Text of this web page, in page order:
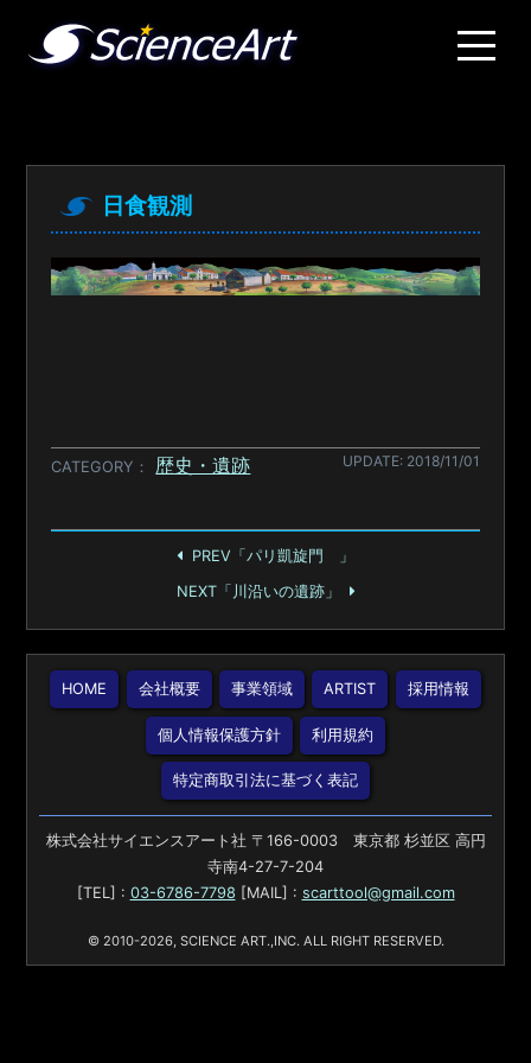
日食観測
CATEGORY 歴史・遺跡 UPDATE: 2018/11/01
PREV「パリ凱旋門 」
NEXT「川沿いの遺跡」
HOME 会社概要 事業領域 ARTIST 採用情報
個人情報保護方針 利用規約
特定商取引法に基づく表記
株式会社サイエンスアート社 〒166-0003 東京都 杉並区 高円
寺南4-27-7-204
[TEL] : 03-6786-7798 [MAIL] : scarttool@gmail.com
© 2010-2026, SCIENCE ART.,INC. ALL RIGHT RESERVED.